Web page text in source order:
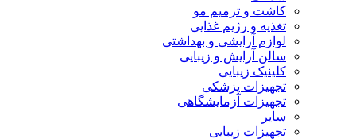
کاشت و ترمیم مو
تغذیه و رژیم غذایی
لوازم آرایشی و بهداشتی
سالن آرایش و زیبایی
کلینیک زیبایی
تجهیزات پزشکی
تجهیزات آزمایشگاهی
سایر
تجهیزات زیبایی